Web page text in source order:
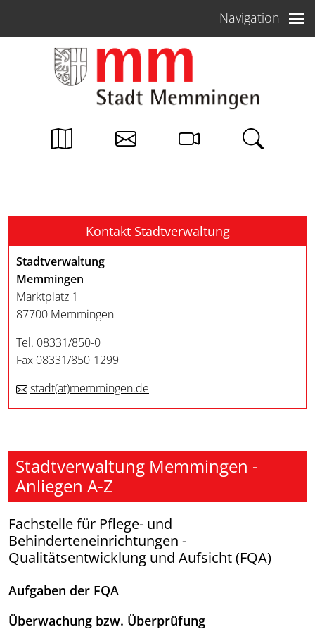
Navigation
Kontakt Stadtverwaltung
Stadtverwaltung
Memmingen
Marktplatz 1
87700 Memmingen
Tel. 08331/850-0
Fax 08331/850-1299
stadt(at)memmingen.de
Stadtverwaltung Memmingen -
Anliegen A-Z
Fachstelle für Pflege- und
Behinderteneinrichtungen -
Qualitätsentwicklung und Aufsicht (FQA)
Aufgaben der FQA
Überwachung bzw. Überprüfung